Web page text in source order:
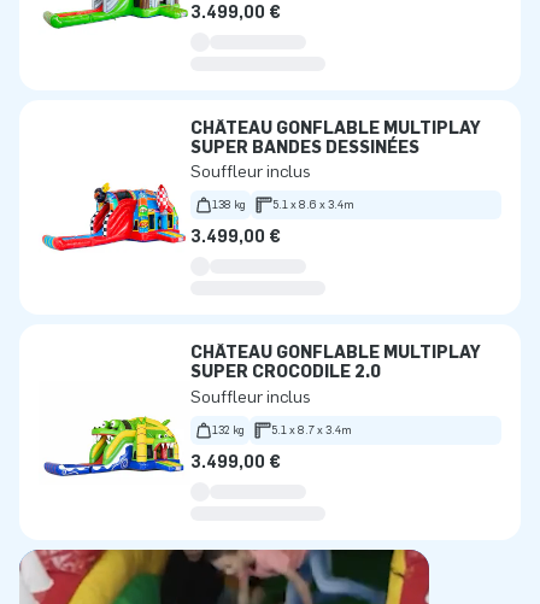
3.499,00 €
CHÂTEAU GONFLABLE MULTIPLAY
SUPER BANDES DESSINÉES
Souffleur inclus
138 kg 5.1 x 8.6 x 3.4m
3.499,00 €
CHÂTEAU GONFLABLE MULTIPLAY
SUPER CROCODILE 2.0
Souffleur inclus
132 kg 5.1 x 8.7 x 3.4m
3.499,00 €